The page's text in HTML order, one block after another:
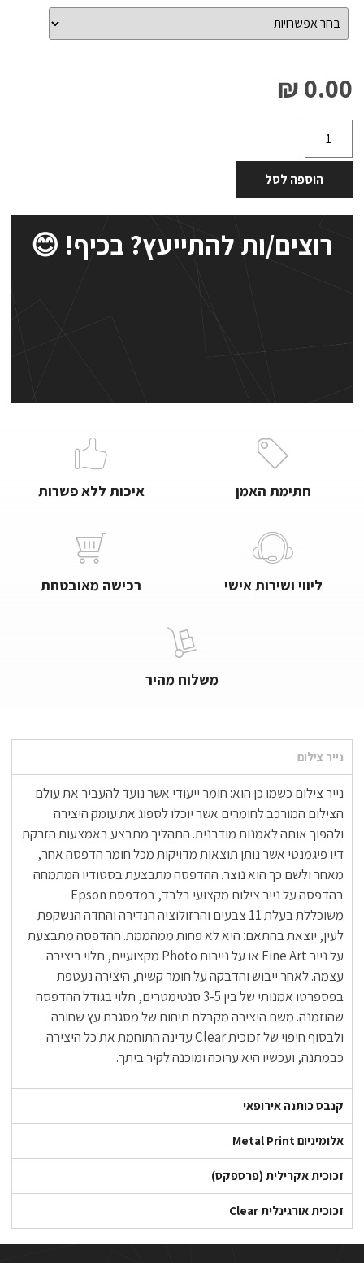
0.00 ₪
הוספה לסל
רוצים/ות להתייעץ? בכיף! 😊
חתימת האמן איכות ללא פשרות
ליווי ושירות אישי רכישה מאובטחת
משלוח מהיר
נייר צילום
נייר צילום כשמו כן הוא: חומר ייעודי אשר נועד להעביר את עולם
הצילום המורכב לחומרים אשר יוכלו לספוג את עומק היצירה
ולהפוך אותה לאמנות מודרנית. התהליך מתבצע באמצעות הזרקת
דיו פיגמנטי אשר נותן תוצאות מדויקות מכל חומר הדפסה אחר,
מאחר ולשם כך הוא נוצר. ההדפסה מתבצעת בסטודיו המתמחה
בהדפסה על נייר צילום מקצועי בלבד, במדפסת Epson
משוכללת בעלת 11 צבעים והרזולוציה הנדירה והחדה הנשקפת
לעין, יוצאת בהתאם: היא לא פחות ממהממת. ההדפסה מתבצעת
על נייר Fine Art או על ניירות Photo מקצועיים, תלוי ביצירה
עצמה. לאחר ייבוש והדבקה על חומר קשיח, היצירה נעטפת
בפספרטו אמנותי של בין 3-5 סנטימטרים, תלוי בגודל ההדפסה
שהוזמנה. משם היצירה מקבלת תיחום של מסגרת עץ שחורה
ולבסוף חיפוי של זכוכית Clear עדינה התוחמת את כל היצירה
כבמתנה, ועכשיו היא ערוכה ומוכנה לקיר ביתך.
קנבס כותנה אירופאי
אלומיניום Metal Print
זכוכית אקרילית (פרספקס)
זכוכית אורגינלית Clear